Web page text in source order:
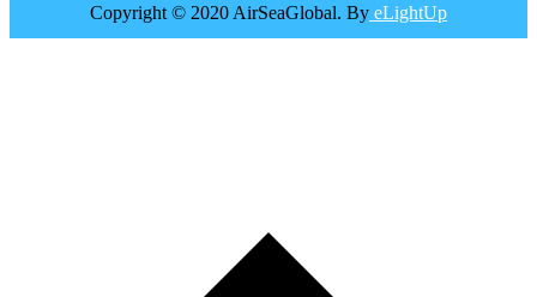
Copyright © 2020 AirSeaGlobal. By eLightUp